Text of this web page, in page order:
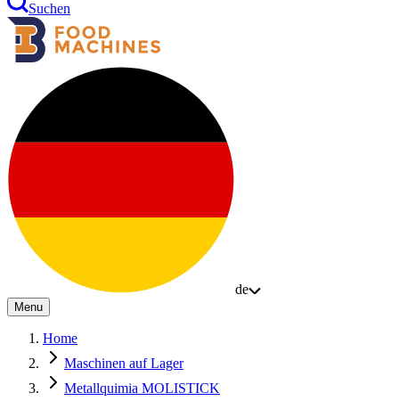
Suchen
de
Menu
Home
Maschinen auf Lager
Metallquimia MOLISTICK